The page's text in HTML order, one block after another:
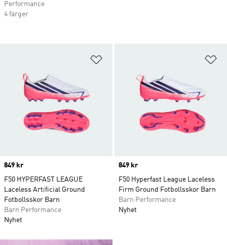
Price
849 kr
F50 HYPERFAST LEAGUE
Laceless Artificial Ground
Fotbollsskor Barn
Barn Performance
Nyhet
Price
849 kr
F50 Hyperfast League Laceless
Firm Ground Fotbollsskor Barn
Barn Performance
Nyhet
Performance
4 färger